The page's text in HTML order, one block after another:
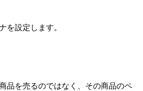
を設定します。
品を売るのではなく、その商品のペ